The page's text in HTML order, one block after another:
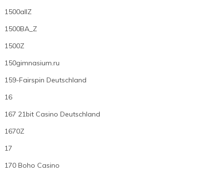
1500allZ
1500BA_Z
1500Z
150gimnasium.ru
159-Fairspin Deutschland
16
167 21bit Casino Deutschland
1670Z
17
170 Boho Casino